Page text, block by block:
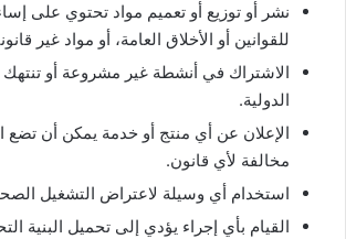
نشر أو توزيع أو تعميم مواد تحتوي على
للقوانين أو الأخلاق العامة، أو مواد غير
الاشتراك في أنشطة غير مشروعة أو تنتهك
الدولية.
الإعلان عن أي منتج أو خدمة يمكن أن
مخالفة لأي قانون.
استخدام أي وسيلة لاعتراض التشغيل
القيام بأي إجراء يؤدي إلى تحميل البنية